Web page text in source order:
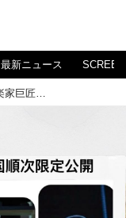
最新ニュース
城田優が恩師・音楽家巨匠モーリー・イェストンの魅力を語る！ 伝説ミュージカル「タイタニック」！初ODS映画化の本編解禁！